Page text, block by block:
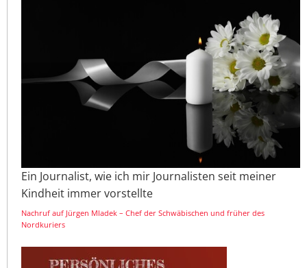
Ein Journalist, wie ich mir Journalisten seit meiner
Kindheit immer vorstellte
Nachruf auf Jürgen Mladek – Chef der Schwäbischen und früher des
Nordkuriers